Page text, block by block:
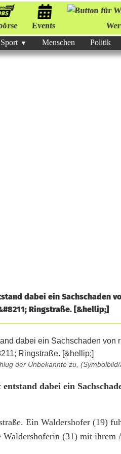
Events
Sport Menschen Politik
dabei ein Sachschaden
Ringstraße. [&hellip;]
der Unbekannte zu,
dabei ein
Ein Waldershofer (19)
Waldershoferin (31) mit ihrem